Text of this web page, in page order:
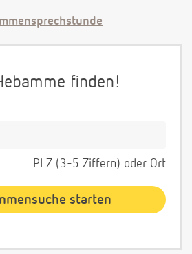
finden!
PLZ (3-5 Ziffern) oder Ort